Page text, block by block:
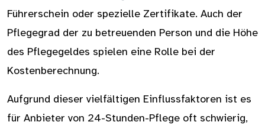
Führerschein oder spezielle Zertifikate. Auch der
Pflegegrad der zu betreuenden Person und die Höhe
des Pflegegeldes spielen eine Rolle bei der
Kostenberechnung.
Aufgrund dieser vielfältigen Einflussfaktoren ist es
für Anbieter von 24-Stunden-Pflege oft schwierig,